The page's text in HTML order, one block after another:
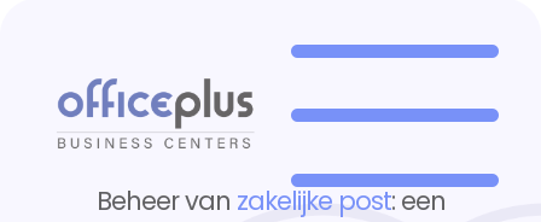
Beheer van zakelijke post: een